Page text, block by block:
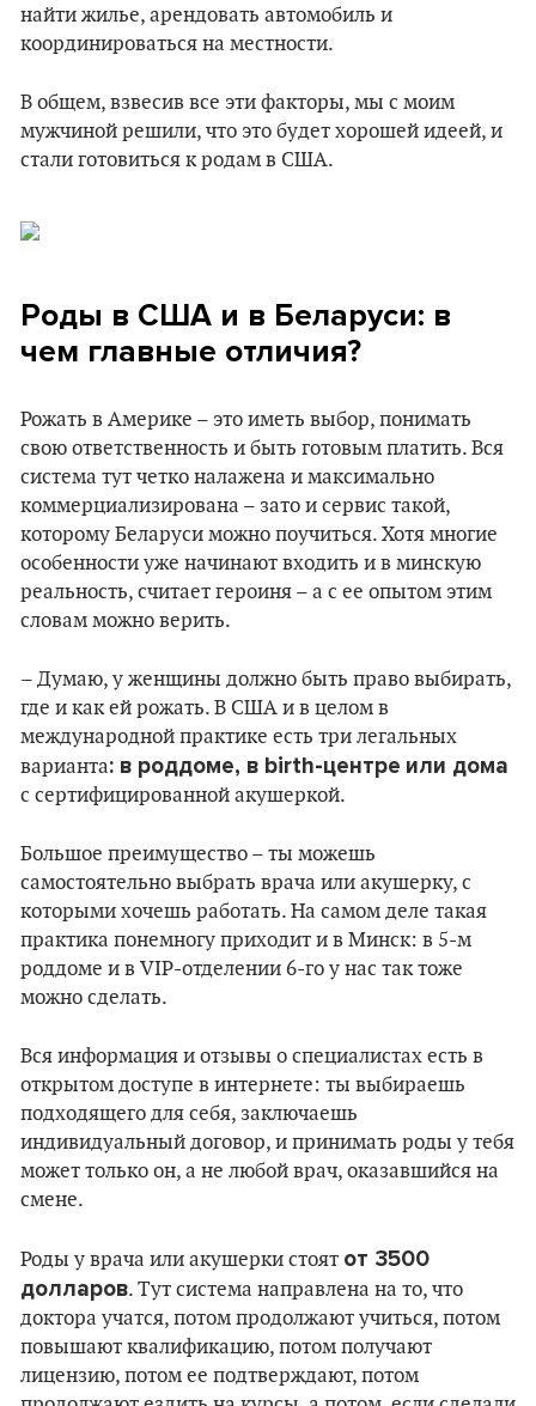
найти жилье, арендовать автомобиль и
координироваться на местности.
В общем, взвесив все эти факторы, мы с моим
мужчиной решили, что это будет хорошей идеей, и
стали готовиться к родам в США.
Роды в США и в Беларуси: в
чем главные отличия?
Рожать в Америке – это иметь выбор, понимать
свою ответственность и быть готовым платить. Вся
система тут четко налажена и максимально
коммерциализирована – зато и сервис такой,
которому Беларуси можно поучиться. Хотя многие
особенности уже начинают входить и в минскую
реальность, считает героиня – а с ее опытом этим
словам можно верить.
– Думаю, у женщины должно быть право выбирать,
где и как ей рожать. В США и в целом в
международной практике есть три легальных
варианта: в роддоме, в birth-центре или дома
с сертифицированной акушеркой.
Большое преимущество – ты можешь
самостоятельно выбрать врача или акушерку, с
которыми хочешь работать. На самом деле такая
практика понемногу приходит и в Минск: в 5-м
роддоме и в VIP-отделении 6-го у нас так тоже
можно сделать.
Вся информация и отзывы о специалистах есть в
открытом доступе в интернете: ты выбираешь
подходящего для себя, заключаешь
индивидуальный договор, и принимать роды у тебя
может только он, а не любой врач, оказавшийся на
смене.
Роды у врача или акушерки стоят от 3500
долларов. Тут система направлена на то, что
доктора учатся, потом продолжают учиться, потом
повышают квалификацию, потом получают
лицензию, потом ее подтверждают, потом